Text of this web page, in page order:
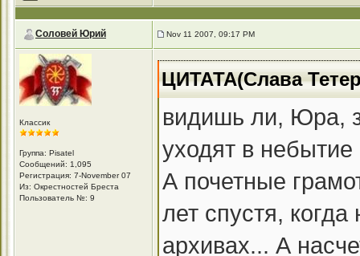
Соловей Юрий Nov 11 2007, 09:17 PM
Классик
Группа: Pisatel
Сообщений: 1,095
Регистрация: 7-November 07
Из: Окрестностей Бреста
Пользователь №: 9
ЦИТАТА(Слава
видишь ли, Юра,
уходят в небытие
А почетные
лет спустя,
архивах... А